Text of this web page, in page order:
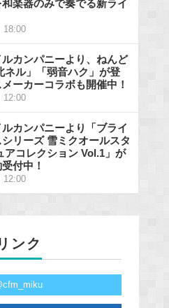
楽器のみで奏でる新ライ
18:00
カンパニーより、ねんど
ネル」「弱音ハク」が登
ーカーコラボも開催中！
12:00
カンパニーより「ブライ
リーズ 雪ミクオールスタ
アコレクション Vol.1」が
付中！
12:00
ンク